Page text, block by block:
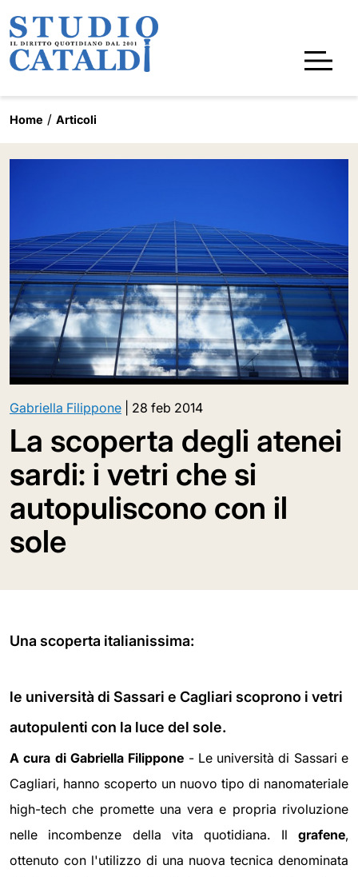
Home Articoli
Gabriella Filippone 28 feb 2014
La scoperta degli atenei
sardi: i vetri che si
autopuliscono con il
sole
Una scoperta italianissima:
le università di Sassari e Cagliari scoprono i vetri
autopulenti con la luce del sole.
A cura di Gabriella Filippone - Le università di Sassari e
Cagliari, hanno scoperto un nuovo tipo di nanomateriale
high-tech che promette una vera e propria rivoluzione
nelle incombenze della vita quotidiana. Il grafene,
ottenuto con l'utilizzo di una nuova tecnica denominata